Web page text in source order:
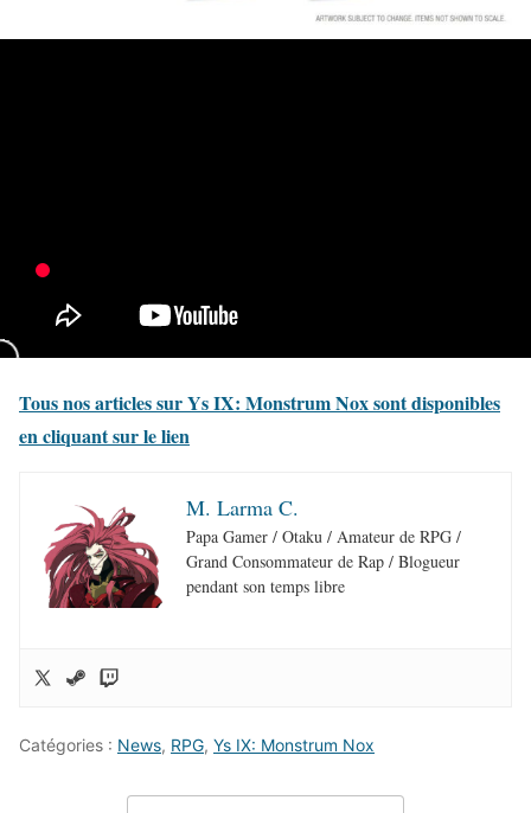
Tous nos articles sur Ys IX: Monstrum Nox sont disponibles
en cliquant sur le lien
M. Larma C.
Papa Gamer / Otaku / Amateur de RPG /
Grand Consommateur de Rap / Blogueur
pendant son temps libre
Catégories : News, RPG, Ys IX: Monstrum Nox